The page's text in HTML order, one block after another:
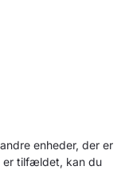
enheder, der er
er tilfældet, kan du